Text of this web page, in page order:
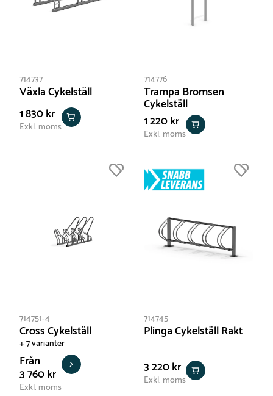
714737
Växla Cykelställ
1 830 kr
Exkl. moms
714776
Trampa Bromsen
Cykelställ
1 220 kr
Exkl. moms
714751-4
Cross Cykelställ
+ 7 varianter
Från
3 760 kr
Exkl. moms
714745
Plinga Cykelställ Rakt
3 220 kr
Exkl. moms